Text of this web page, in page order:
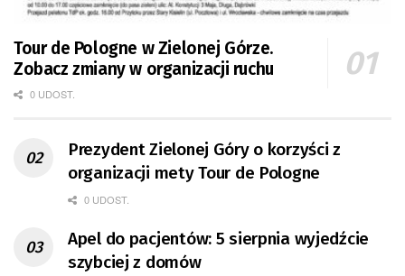
Tour de Pologne w Zielonej Górze.
Zobacz zmiany w organizacji ruchu
0 UDOST.
Prezydent Zielonej Góry o korzyści z
organizacji mety Tour de Pologne
0 UDOST.
Apel do pacjentów: 5 sierpnia wyjedźcie
szybciej z domów